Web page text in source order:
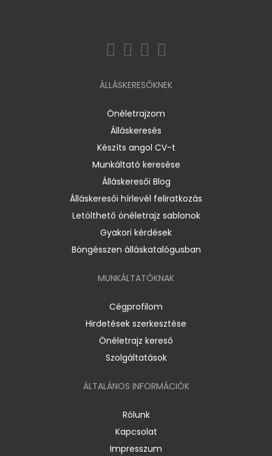
ÁLLÁSKERESŐKNEK
Önéletrajzom
Álláskeresés
Készíts angol CV-t
Munkáltató keresése
Álláskeresői Blog
Álláskeresői hírlevél feliratkozás
Letölthető önéletrajz sablonok
Gyakori kérdések
Böngésszen álláskatalógusban
MUNKÁLTATÓKNAK
Cégprofilom
Hirdetések szerkesztése
Önéletrajz kereső
Szolgáltatások
ÁLTALÁNOS INFORMÁCIÓK
Rólunk
Kapcsolat
Impresszum